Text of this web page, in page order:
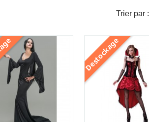
Trier par :
d
e
s
t
o
c
k
a
g
e